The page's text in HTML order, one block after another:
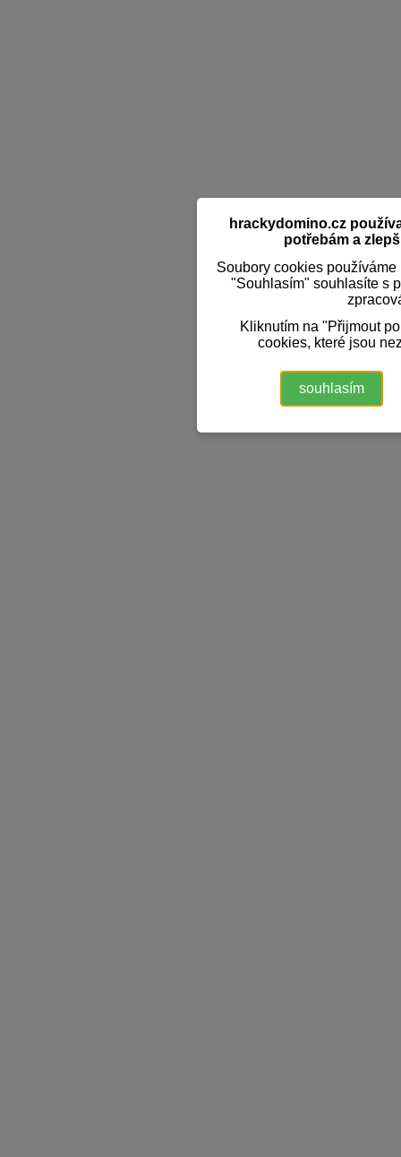
hrackydomino.cz
potřebám a
Soubory cookies
"Souhlasím" souhlasíte s
Kliknutím na "Přijmout
cookies, které jsou
souhlasím